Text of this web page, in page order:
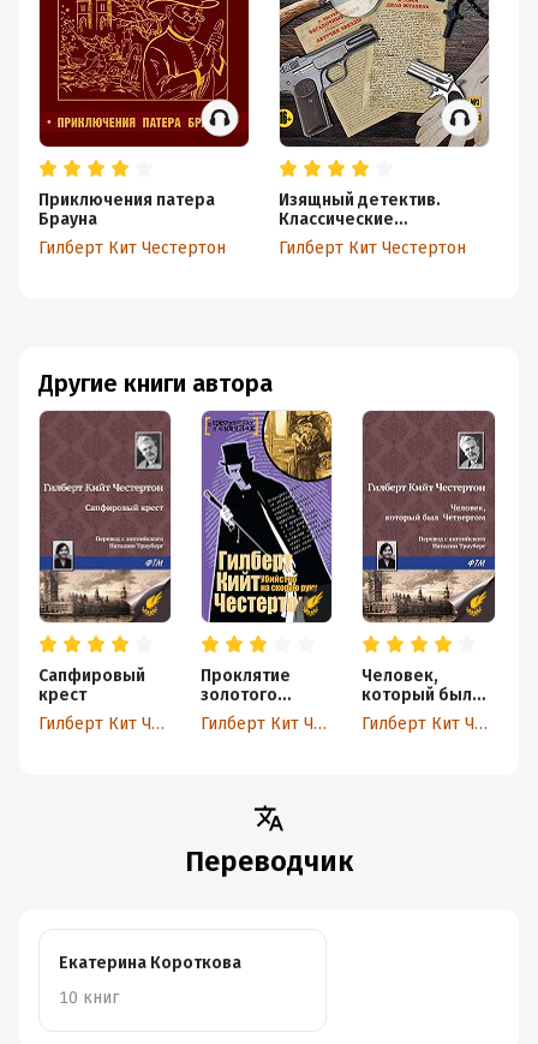
Другие книги автора
Сапфировый
крест
Гилберт Кит Честертон
Проклятие
золотого
креста
Гилберт Кит Честертон
Человек,
который был
Четвергом
Гилберт Кит Честертон
Приключения патера
Брауна
Гилберт Кит Честертон
Изящный детектив.
Классические
детективные рассказы
Гилберт Кит Честертон
Переводчик
Екатерина Короткова
10 книг